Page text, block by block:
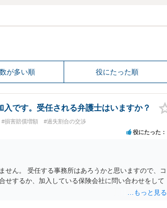
が多い順 役にたった順
です。受任される弁護士はいますか？
#損害賠償増額 #過失割合の交渉
役にたった
せん。 受任する事務所はあろうかと思いますので、コ
せするか、加入している保険会社に問い合わせをして